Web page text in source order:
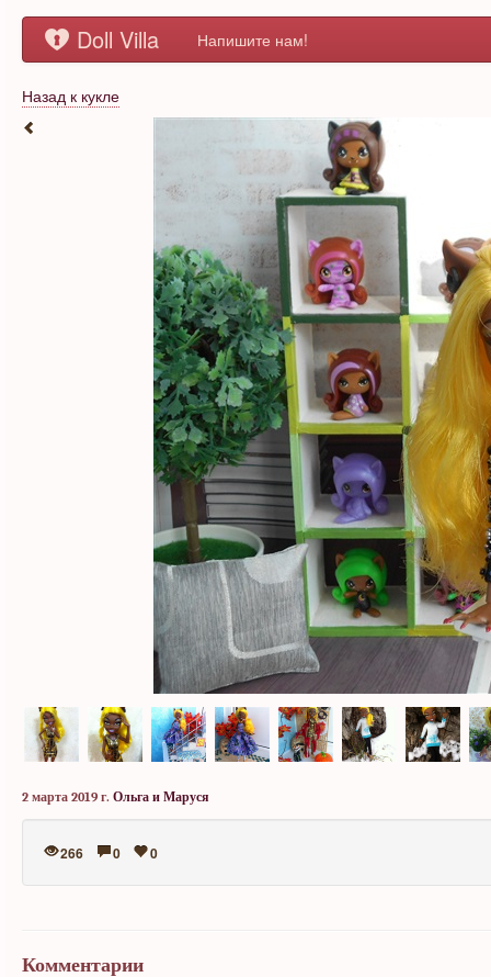
Doll Villa Напишите нам!
Назад к кукле
2 марта 2019 г. Ольга и Маруся
266 0 0
Комментарии